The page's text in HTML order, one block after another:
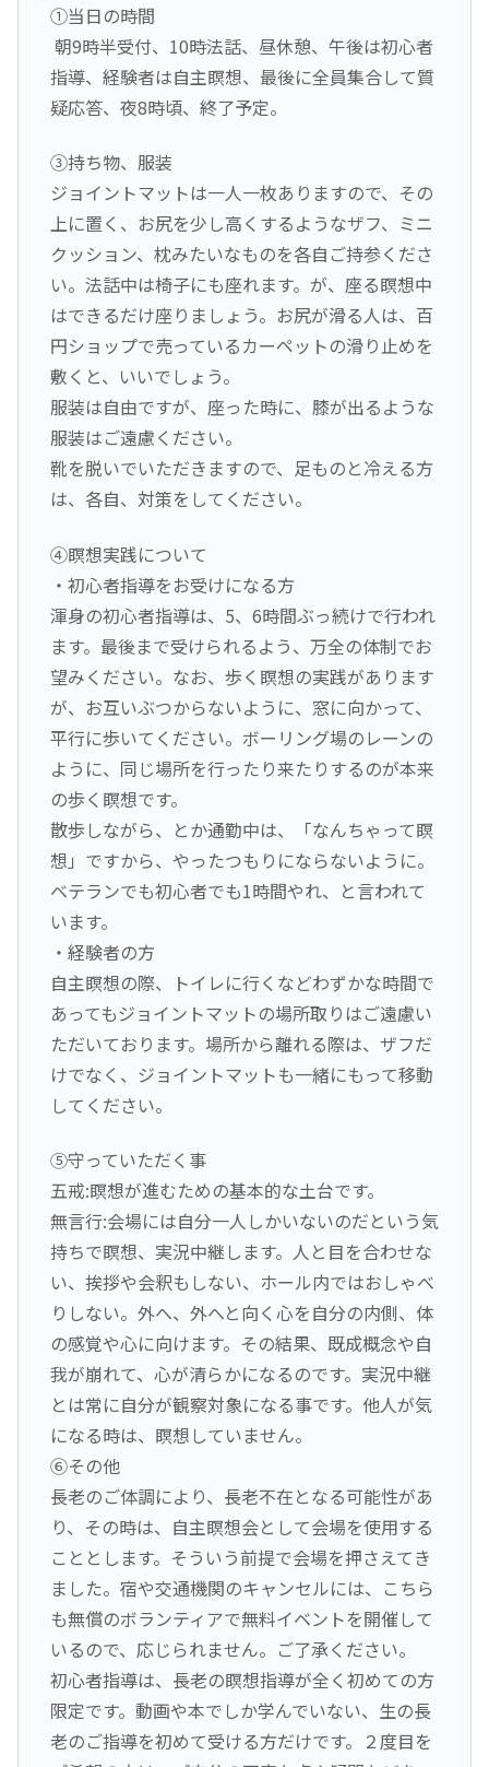
①当日の時間
朝9時半受付、10時法話、昼休憩、午後は初心者
指導、経験者は自主瞑想、最後に全員集合して質
疑応答、夜8時頃、終了予定。
③持ち物、服装
ジョイントマットは一人一枚ありますので、その
上に置く、お尻を少し高くするようなザフ、ミニ
クッション、枕みたいなものを各自ご持参くださ
い。法話中は椅子にも座れます。が、座る瞑想中
はできるだけ座りましょう。お尻が滑る人は、百
円ショップで売っているカーペットの滑り止めを
敷くと、いいでしょう。
服装は自由ですが、座った時に、膝が出るような
服装はご遠慮ください。
靴を脱いでいただきますので、足ものと冷える方
は、各自、対策をしてください。
④瞑想実践について
・初心者指導をお受けになる方
渾身の初心者指導は、5、6時間ぶっ続けで行われ
ます。最後まで受けられるよう、万全の体制でお
望みください。なお、歩く瞑想の実践があります
が、お互いぶつからないように、窓に向かって、
平行に歩いてください。ボーリング場のレーンの
ように、同じ場所を行ったり来たりするのが本来
の歩く瞑想です。
散歩しながら、とか通勤中は、「なんちゃって瞑
想」ですから、やったつもりにならないように。
ベテランでも初心者でも1時間やれ、と言われて
います。
・経験者の方
自主瞑想の際、トイレに行くなどわずかな時間で
あってもジョイントマットの場所取りはご遠慮い
ただいております。場所から離れる際は、ザフだ
けでなく、ジョイントマットも一緒にもって移動
してください。
⑤守っていただく事
五戒:瞑想が進むための基本的な土台です。
無言行:会場には自分一人しかいないのだという気
持ちで瞑想、実況中継します。人と目を合わせな
い、挨拶や会釈もしない、ホール内ではおしゃべ
りしない。外へ、外へと向く心を自分の内側、体
の感覚や心に向けます。その結果、既成概念や自
我が崩れて、心が清らかになるのです。実況中継
とは常に自分が観察対象になる事です。他人が気
になる時は、瞑想していません。
⑥その他
長老のご体調により、長老不在となる可能性があ
り、その時は、自主瞑想会として会場を使用する
こととします。そういう前提で会場を押さえてき
ました。宿や交通機関のキャンセルには、こちら
も無償のボランティアで無料イベントを開催して
いるので、応じられません。ご了承ください。
初心者指導は、長老の瞑想指導が全く初めての方
限定です。動画や本でしか学んでいない、生の長
老のご指導を初めて受ける方だけです。２度目を